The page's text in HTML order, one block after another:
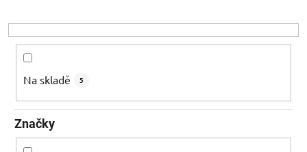
o
d
ů
Na skladě 5
Značky